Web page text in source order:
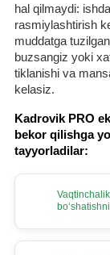
hal qilmaydi:
rasmiylashtirish
muddatga
buzsangiz yoki
tiklanishi va
kelasiz.
Kadrovik PRO
bekor qilishga
tayyorladilar: